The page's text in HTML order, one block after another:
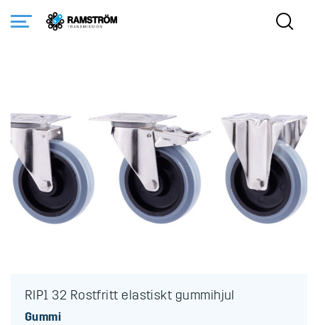
RIP1 32 Rostfritt elastiskt gummihjul
RIP1 32 Rostfritt elastiskt gummihjul
Gummi